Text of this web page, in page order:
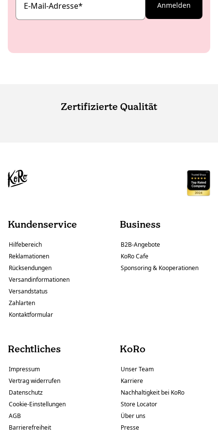
E-Mail-Adresse* Anmelden
Zertifizierte Qualität
Kundenservice
Hilfebereich
Reklamationen
Rücksendungen
Versandinformationen
Versandstatus
Zahlarten
Kontaktformular
Business
B2B-Angebote
KoRo Cafe
Sponsoring & Kooperationen
Rechtliches
Impressum
Vertrag widerrufen
Datenschutz
Cookie-Einstellungen
AGB
Barrierefreiheit
KoRo
Unser Team
Karriere
Nachhaltigkeit bei KoRo
Store Locator
Über uns
Presse